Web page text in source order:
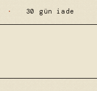
· 30 gün iade